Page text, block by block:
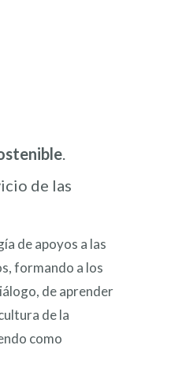
.
de las
de apoyos a las
formando a los
de aprender
de la
como